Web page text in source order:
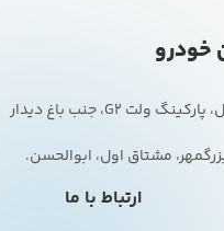
خودرو
مشتاق اول، ابوالحسن.
ارتباط با ما